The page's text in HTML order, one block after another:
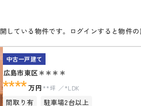
している物件です。ログインすると物件の
中古一戸建て
広島市東区＊＊＊＊
****万円 **坪 *LDK
間取り有 駐車場2台以上